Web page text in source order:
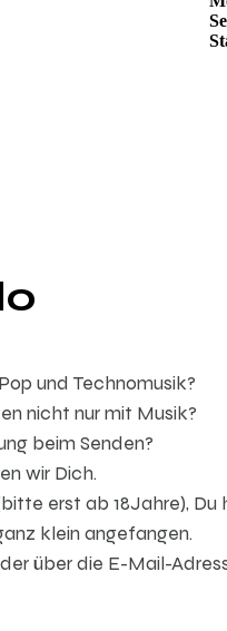
und Technomusik?
nicht nur mit Musik?
beim Senden?
wir Dich.
erst ab 18Jahre), Du
klein angefangen.
über die E-Mail-